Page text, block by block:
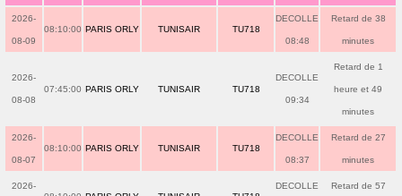
2026-
08-09
08:10:00 PARIS ORLY TUNISAIR TU718
DECOLLE
08:48
Retard de 38
minutes
2026-
08-08
07:45:00 PARIS ORLY TUNISAIR TU718
DECOLLE
09:34
Retard de 1
heure et 49
minutes
2026-
08-07
08:10:00 PARIS ORLY TUNISAIR TU718
DECOLLE
08:37
Retard de 27
minutes
2026- DECOLLE Retard de 57